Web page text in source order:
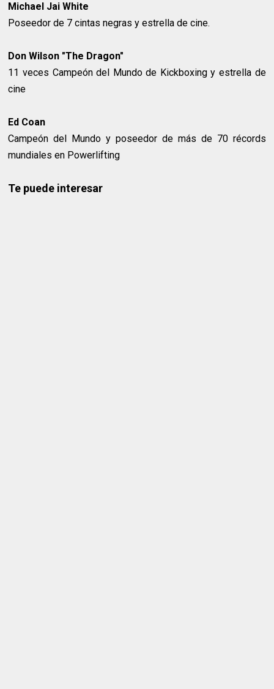
Michael Jai White
Poseedor de 7 cintas negras y estrella de cine.
Don Wilson "The Dragon"
11 veces Campeón del Mundo de Kickboxing y estrella de
cine
Ed Coan
Campeón del Mundo y poseedor de más de 70 récords
mundiales en Powerlifting
Te puede interesar